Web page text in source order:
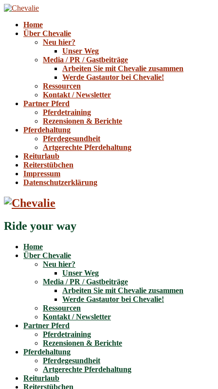
Home
Über Chevalie
Neu hier?
Unser Weg
Media / PR / Gastbeiträge
Arbeiten Sie mit Chevalie zusammen
Werde Gastautor bei Chevalie!
Ressourcen
Kontakt / Newsletter
Partner Pferd
Pferdetraining
Rezensionen & Berichte
Pferdehaltung
Pferdegesundheit
Artgerechte Pferdehaltung
Reiturlaub
Reiterstübchen
Impressum
Datenschutzerklärung
Ride your way
Home
Über Chevalie
Neu hier?
Unser Weg
Media / PR / Gastbeiträge
Arbeiten Sie mit Chevalie zusammen
Werde Gastautor bei Chevalie!
Ressourcen
Kontakt / Newsletter
Partner Pferd
Pferdetraining
Rezensionen & Berichte
Pferdehaltung
Pferdegesundheit
Artgerechte Pferdehaltung
Reiturlaub
Reiterstübchen